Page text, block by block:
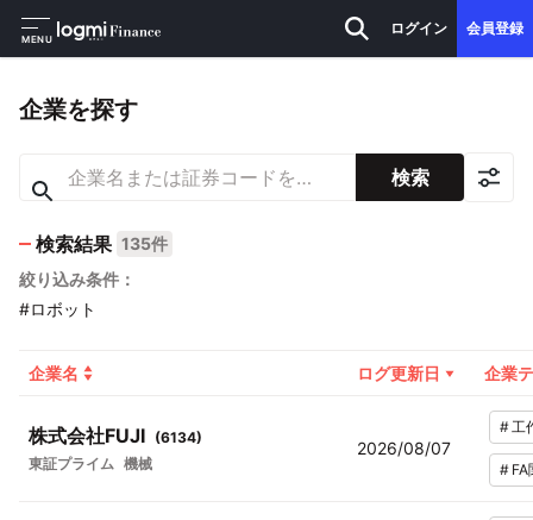
MENU
ログイン 会員登録
企業を探す
検索
検索結果 135件
絞り込み条件：
#ロボット
企業名 ログ更新日 企業
株式会社FUJI (6134)
東証プライム 機械
2026/08/07
#工
# FA